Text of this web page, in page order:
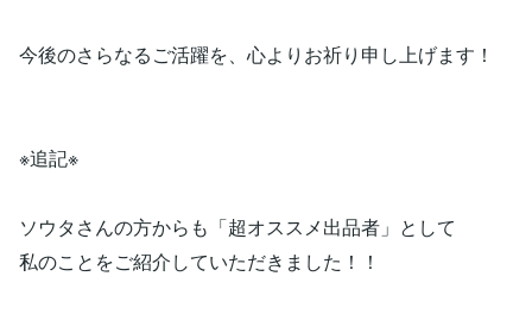
今後のさらなるご活躍を、心よりお祈り申し上げます！
※追記※
ソウタさんの方からも「超オススメ出品者」として
私のことをご紹介していただきました！！